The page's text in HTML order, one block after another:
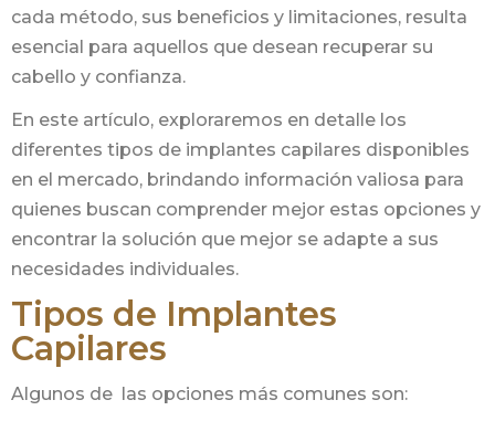
cada método, sus beneficios y limitaciones, resulta
esencial para aquellos que desean recuperar su
cabello y confianza.
En este artículo, exploraremos en detalle los
diferentes tipos de implantes capilares disponibles
en el mercado, brindando información valiosa para
quienes buscan comprender mejor estas opciones y
encontrar la solución que mejor se adapte a sus
necesidades individuales.
Tipos de Implantes
Capilares
Algunos de las opciones más comunes son: